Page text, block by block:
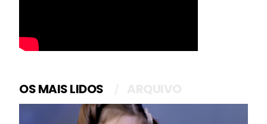
OS MAIS LIDOS